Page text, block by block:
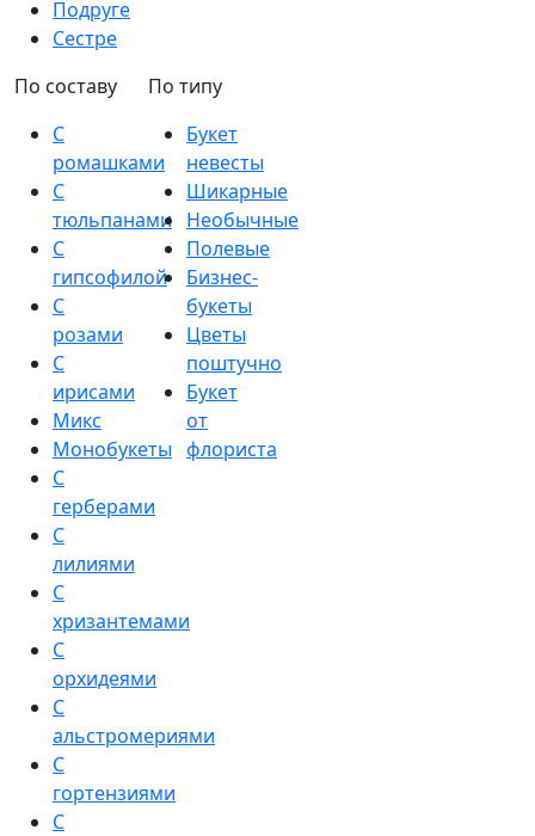
Подруге
Сестре
По составу
С
ромашками
С
тюльпанами
С
гипсофилой
С
розами
С
ирисами
Микс
Монобукеты
С
герберами
С
лилиями
С
хризантемами
С
орхидеями
С
альстромериями
С
гортензиями
С
По типу
Букет
невесты
Шикарные
Необычные
Полевые
Бизнес-
букеты
Цветы
поштучно
Букет
от
флориста